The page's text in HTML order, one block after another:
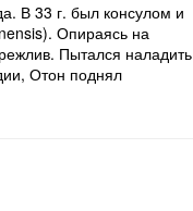
В 33 г. был консулом и
Опираясь на
Пытался наладить
Отон поднял